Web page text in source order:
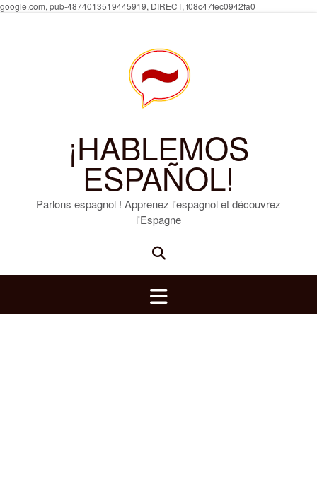
google.com, pub-4874013519445919, DIRECT, f08c47fec0942fa0
¡HABLEMOS
ESPAÑOL!
Parlons espagnol ! Apprenez l'espagnol et découvrez
l'Espagne